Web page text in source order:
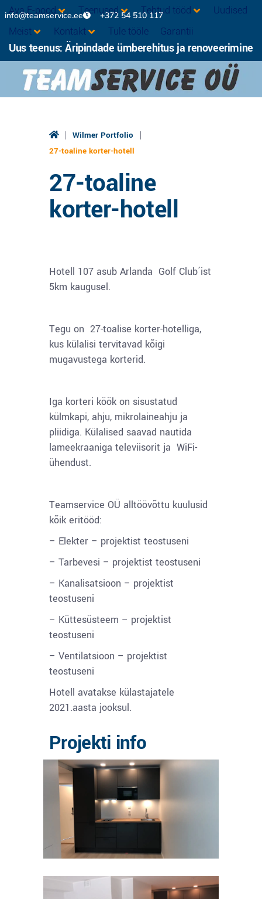
info@teamservice.ee +372 54 510 117
Ava E-pood Teenused Tehtud tööd
Uudised
Meist
Kontakt Tule tööle Garantii
Uus teenus: Äripindade ümberehitus ja renoveerimine
| Wilmer Portfolio |
27-toaline korter-hotell
27-toaline
korter-hotell
Hotell 107 asub Arlanda Golf Club´ist
5km kaugusel.
Tegu on 27-toalise korter-hotelliga,
kus külalisi tervitavad kõigi
mugavustega korterid.
Iga korteri köök on sisustatud
külmkapi, ahju, mikrolaineahju ja
pliidiga. Külalised saavad nautida
lameekraaniga televiisorit ja WiFi-
ühendust.
Teamservice OÜ alltöövõttu kuulusid
kõik eritööd:
– Elekter – projektist teostuseni
– Tarbevesi – projektist teostuseni
– Kanalisatsioon – projektist
teostuseni
– Küttesüsteem – projektist
teostuseni
– Ventilatsioon – projektist
teostuseni
Hotell avatakse külastajatele
2021.aasta jooksul.
Projekti info